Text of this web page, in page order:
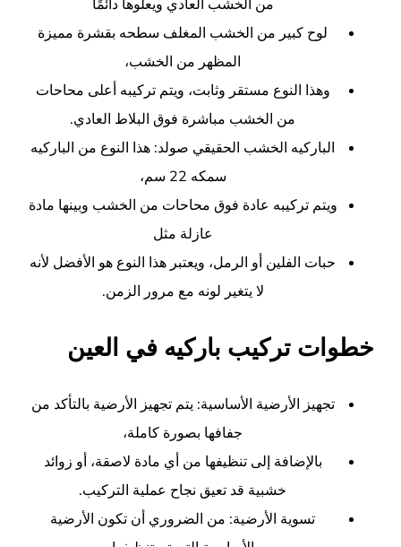
لوح كبير من الخشب المغلف سطحه بقشرة مميزة
المظهر من الخشب،
وهذا النوع مستقر وثابت، ويتم تركيبه أعلى محاحات
من الخشب مباشرة فوق البلاط العادي.
الباركيه الخشب الحقيقي صولد: هذا النوع من الباركيه
سمكه 22 سم،
ويتم تركيبه عادة فوق محاحات من الخشب وبينها مادة
عازلة مثل
حبات الفلين أو الرمل، ويعتبر هذا النوع هو الأفضل لأنه
لا يتغير لونه مع مرور الزمن.
خطوات تركيب باركيه في العين
تجهيز الأرضية الأساسية: يتم تجهيز الأرضية بالتأكد من
جفافها بصورة كاملة،
بالإضافة إلى تنظيفها من أي مادة لاصقة، أو زوائد
خشبية قد تعيق نجاح عملية التركيب.
تسوية الأرضية: من الضروري أن تكون الأرضية